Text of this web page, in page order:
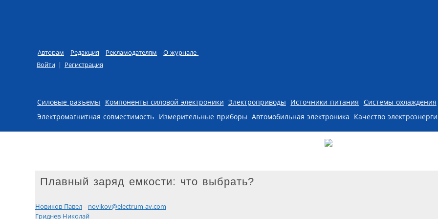
Авторам Редакция Рекламодателям
О журнале
Войти | Регистрация
Skip to content
Силовые разъемы Компоненты силовой электроники Электроприводы Источники питания Системы охлаждения
Электромагнитная совместимость Измерительные приборы Автомобильная электроника Качество
Плавный заряд емкости: что выбрать?
Новиков Павел - novikov@electrum-av.com
Гриднев Николай